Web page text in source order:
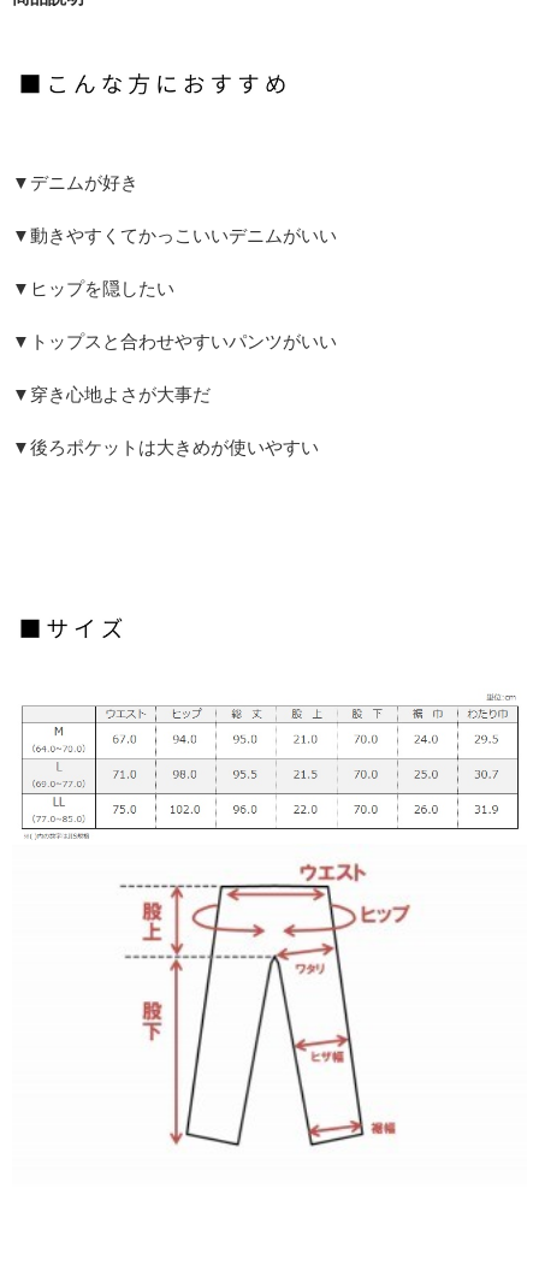
▼デニムが好き
▼動きやすくてかっこいいデニムがいい
▼ヒップを隠したい
▼トップスと合わせやすいパンツがいい
▼穿き心地よさが大事だ
▼後ろポケットは大きめが使いやすい